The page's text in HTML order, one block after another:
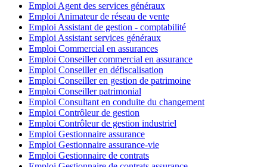
Emploi Agent des services généraux
Emploi Animateur de réseau de vente
Emploi Assistant de gestion - comptabilité
Emploi Assistant services généraux
Emploi Commercial en assurances
Emploi Conseiller commercial en assurance
Emploi Conseiller en défiscalisation
Emploi Conseiller en gestion de patrimoine
Emploi Conseiller patrimonial
Emploi Consultant en conduite du changement
Emploi Contrôleur de gestion
Emploi Contrôleur de gestion industriel
Emploi Gestionnaire assurance
Emploi Gestionnaire assurance-vie
Emploi Gestionnaire de contrats